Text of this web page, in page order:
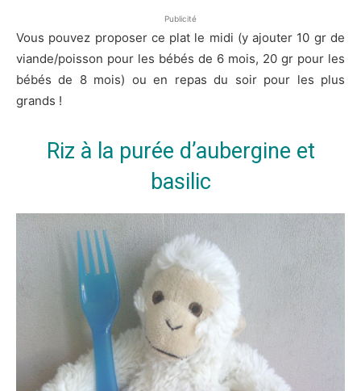
Publicité
Vous pouvez proposer ce plat le midi (y ajouter 10 gr de
viande/poisson pour les bébés de 6 mois, 20 gr pour les
bébés de 8 mois) ou en repas du soir pour les plus
grands !
Riz à la purée d’aubergine et
basilic